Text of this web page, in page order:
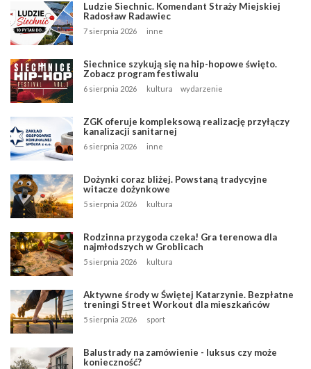
Ludzie Siechnic. Komendant Straży Miejskiej
Radosław Radawiec
7 sierpnia 2026 inne
Siechnice szykują się na hip-hopowe święto.
Zobacz program festiwalu
6 sierpnia 2026 kultura wydarzenie
ZGK oferuje kompleksową realizację przyłączy
kanalizacji sanitarnej
6 sierpnia 2026 inne
Dożynki coraz bliżej. Powstaną tradycyjne
witacze dożynkowe
5 sierpnia 2026 kultura
Rodzinna przygoda czeka! Gra terenowa dla
najmłodszych w Groblicach
5 sierpnia 2026 kultura
Aktywne środy w Świętej Katarzynie. Bezpłatne
treningi Street Workout dla mieszkańców
5 sierpnia 2026 sport
Balustrady na zamówienie - luksus czy może
konieczność?